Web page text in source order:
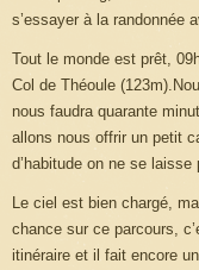
s’essayer à la randonnée
Tout le monde est prêt,
Col de Théoule
nous faudra quarante
allons nous offrir un petit
d’habitude on ne se laisse
Le ciel est bien chargé,
chance sur ce parcours,
itinéraire et il fait encore